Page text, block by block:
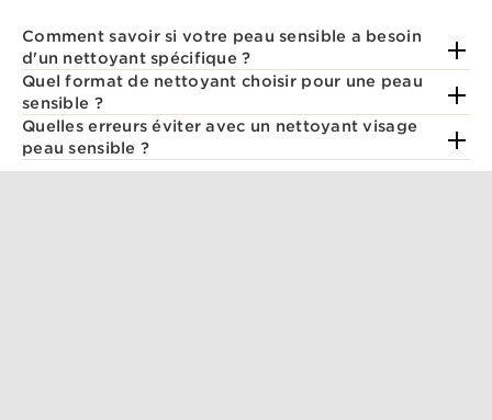
Comment savoir si votre peau sensible a besoin
d'un nettoyant spécifique ?
Quel format de nettoyant choisir pour une peau
sensible ?
Quelles erreurs éviter avec un nettoyant visage
peau sensible ?